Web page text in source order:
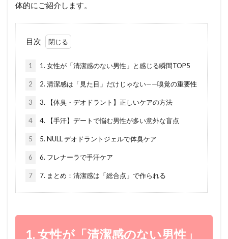
体的にご紹介します。
目次
1 1. 女性が「清潔感のない男性」と感じる瞬間TOP5
2 2. 清潔感は「見た目」だけじゃない——嗅覚の重要性
3 3. 【体臭・デオドラント】正しいケアの方法
4 4. 【手汗】デートで悩む男性が多い意外な盲点
5 5. NULL デオドラントジェルで体臭ケア
6 6. フレナーラで手汗ケア
7 7. まとめ：清潔感は「総合点」で作られる
1. 女性が「清潔感のない男性」